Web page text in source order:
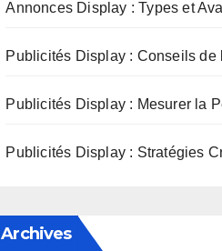
Annonces Display : Types et
Publicités Display : Conseils de
Publicités Display : Mesurer la
Publicités Display : Stratégies
Archives